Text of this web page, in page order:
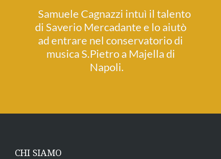
Samuele Cagnazzi intuì il talento
di Saverio Mercadante e lo aiutò
ad entrare nel conservatorio di
musica S.Pietro a Majelladi
Napoli.
CHI SIAMO